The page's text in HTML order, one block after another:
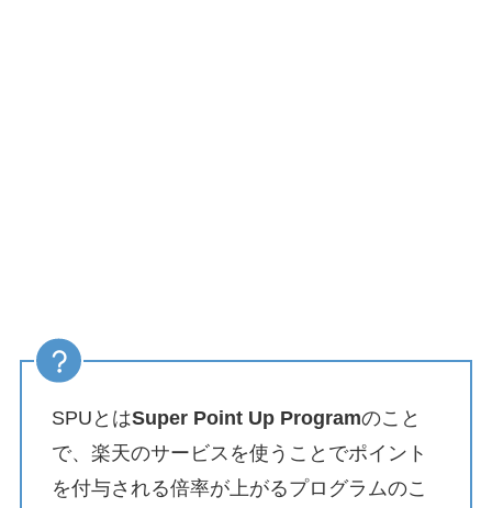
SPUとはSuper Point Up Programのこと
で、楽天のサービスを使うことでポイント
を付与される倍率が上がるプログラムのこ